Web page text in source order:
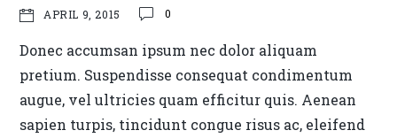
APRIL 9, 2015 0
Donec accumsan ipsum nec dolor aliquam
pretium. Suspendisse consequat condimentum
augue, vel ultricies quam efficitur quis. Aenean
sapien turpis, tincidunt congue risus ac, eleifend